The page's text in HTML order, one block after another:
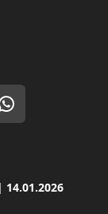
14.01.2026